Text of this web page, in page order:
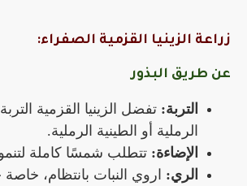
زراعة الزينيا القزمية الصفراء:
عن طريق البذور
التربة: تفضل الزينيا القزمية
الرملية أو الطينية الرملية.
الإضاءة: تتطلب شمسًا كاملة
الري: اروي النبات بانتظام،